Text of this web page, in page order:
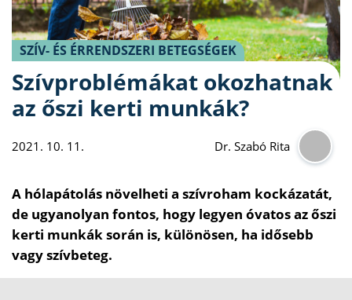
SZÍV- ÉS ÉRRENDSZERI BETEGSÉGEK
Szívproblémákat okozhatnak
az őszi kerti munkák?
2021. 10. 11. Dr. Szabó Rita
A hólapátolás növelheti a szívroham kockázatát,
de ugyanolyan fontos, hogy legyen óvatos az őszi
kerti munkák során is, különösen, ha idősebb
vagy szívbeteg.